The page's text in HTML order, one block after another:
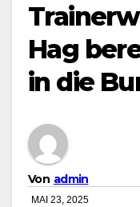
Hag
in die
Von admin
MAI 23, 2025